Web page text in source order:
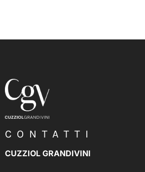
CONTATTI
CUZZIOL GRANDIVINI